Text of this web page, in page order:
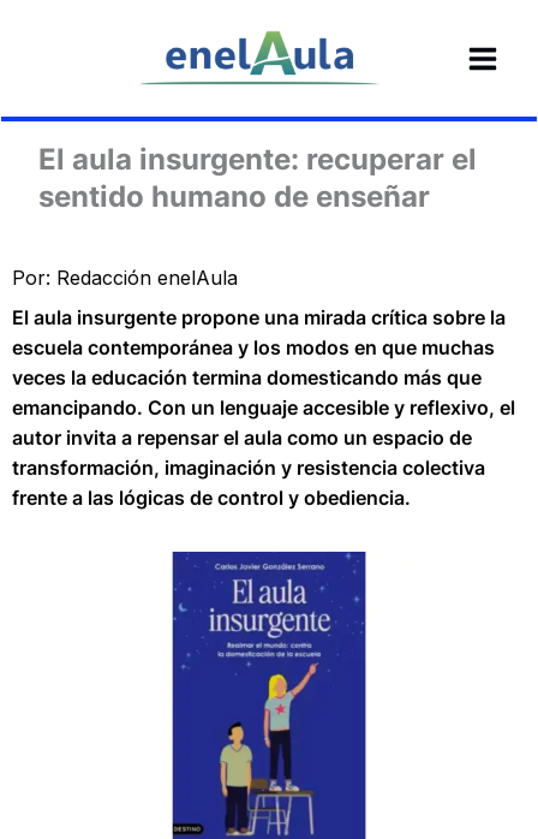
El aula insurgente: recuperar el
sentido humano de enseñar
Por: Redacción enelAula
El aula insurgente propone una mirada crítica sobre la
escuela contemporánea y los modos en que muchas
veces la educación termina domesticando más que
emancipando. Con un lenguaje accesible y reflexivo, el
autor invita a repensar el aula como un espacio de
transformación, imaginación y resistencia colectiva
frente a las lógicas de control y obediencia.